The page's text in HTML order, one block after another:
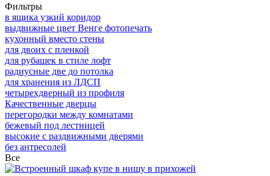
Фильтры
в ящика узкий коридор
выдвижные цвет Венге фотопечать
кухонный вместо стены
для двоих с пленкой
для рубашек в стиле лофт
радиусные две до потолка
для хранения из ЛДСП
четырехдверный из профиля
Качественные дверцы
перегородки между комнатами
бежевый под лестницей
высокие с раздвижными дверями
без антресолей
Все